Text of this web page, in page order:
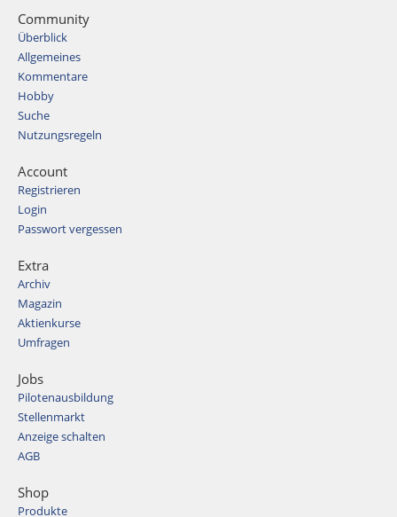
Community
Überblick
Allgemeines
Kommentare
Hobby
Suche
Nutzungsregeln
Account
Registrieren
Login
Passwort vergessen
Extra
Archiv
Magazin
Aktienkurse
Umfragen
Jobs
Pilotenausbildung
Stellenmarkt
Anzeige schalten
AGB
Shop
Produkte